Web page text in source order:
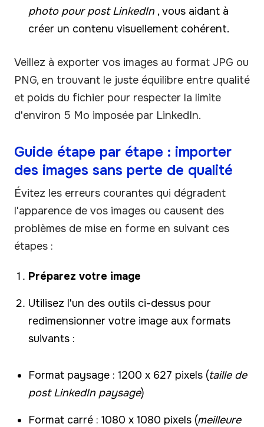
photo pour post LinkedIn , vous aidant à
créer un contenu visuellement cohérent.
Veillez à exporter vos images au format JPG ou
PNG, en trouvant le juste équilibre entre qualité
et poids du fichier pour respecter la limite
d'environ 5 Mo imposée par LinkedIn.
Guide étape par étape : importer
des images sans perte de qualité
Évitez les erreurs courantes qui dégradent
l'apparence de vos images ou causent des
problèmes de mise en forme en suivant ces
étapes :
Préparez votre image
Utilisez l'un des outils ci-dessus pour
redimensionner votre image aux formats
suivants :
Format paysage : 1200 x 627 pixels (taille de
post LinkedIn paysage)
Format carré : 1080 x 1080 pixels (meilleure